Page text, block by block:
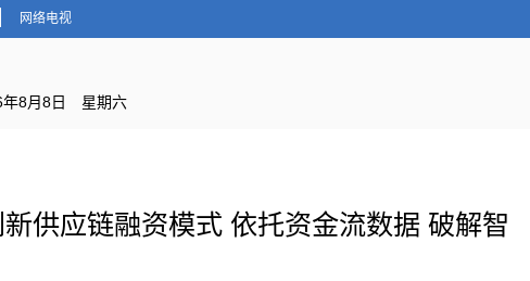
网络电视
年8月8日 星期六
供应链融资模式 依托资金流数据 破解智